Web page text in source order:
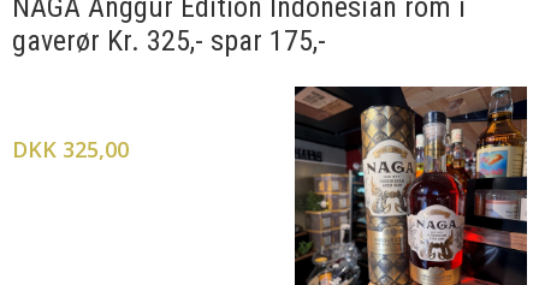
NAGA Anggur Edition Indonesian rom i
gaverør Kr. 325,- spar 175,-
DKK 325,00